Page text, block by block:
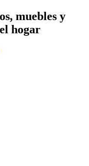
muebles y
hogar